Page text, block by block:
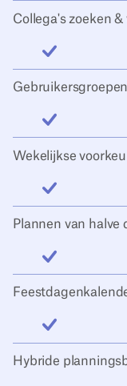
Collega's zoeken &
inbegrepen
inbegrepen
Wekelijkse
inbegrepen
Plannen van halve
inbegrepen
inbegrepen
Hybride